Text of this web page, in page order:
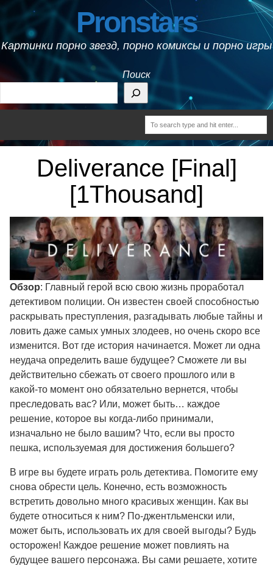
Pronstars
Картинки порно звезд, порно комиксы и порно игры
Поиск
Deliverance [Final]
[1Thousand]
Обзор: Главный герой всю свою жизнь проработал
детективом полиции. Он известен своей способностью
раскрывать преступления, разгадывать любые тайны и
ловить даже самых умных злодеев, но очень скоро все
изменится. Вот где история начинается. Может ли одна
неудача определить ваше будущее? Сможете ли вы
действительно сбежать от своего прошлого или в
какой-то момент оно обязательно вернется, чтобы
преследовать вас? Или, может быть… каждое
решение, которое вы когда-либо принимали,
изначально не было вашим? Что, если вы просто
пешка, используемая для достижения большего?
В игре вы будете играть роль детектива. Помогите ему
снова обрести цель. Конечно, есть возможность
встретить довольно много красивых женщин. Как вы
будете относиться к ним? По-джентльменски или,
может быть, использовать их для своей выгоды? Будь
осторожен! Каждое решение может повлиять на
будущее вашего персонажа. Вы сами решаете, хотите